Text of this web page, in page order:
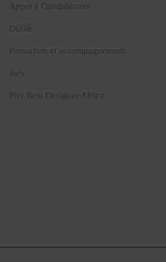
Appel à Candidatures
Défilé
Formation et accompagnement
Jury
Prix Best Designer Africa